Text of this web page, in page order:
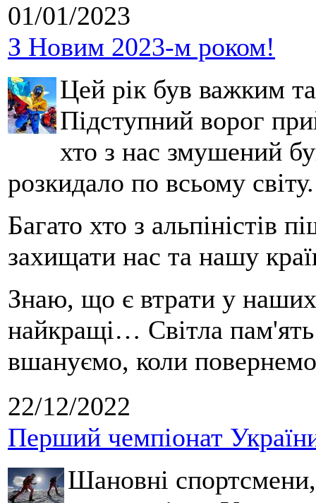
01/01/2023
З Новим 2023-м роком!
Цей рік був важким
Підступний ворог
хто з нас змушений
розкидало по всьому світу.
Багато хто з альпіністів
захищати нас та нашу
Знаю, що є втрати у
найкращі… Світла
вшануємо, коли
22/12/2022
Перший чемпіонат України
Шановні спортсмени,